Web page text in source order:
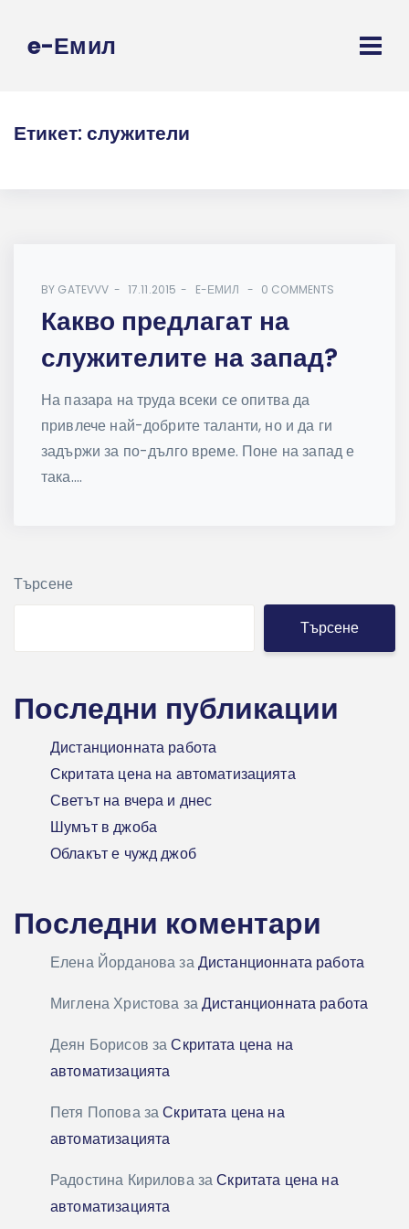
e-Емил
Етикет: служители
BY GATEVVV 17.11.2015 E-ЕМИЛ 0 COMMENTS
Какво предлагат на
служителите на запад?
На пазара на труда всеки се опитва да
привлече най-добрите таланти, но и да ги
задържи за по-дълго време. Поне на запад е
така....
Търсене
Търсене
Последни публикации
Дистанционната работа
Скритата цена на автоматизацията
Светът на вчера и днес
Шумът в джоба
Облакът е чужд джоб
Последни коментари
Елена ЙордановазаДистанционната работа
Миглена Христова заДистанционната работа
Деян Борисов заСкритата цена на
автоматизацията
Петя ПоповазаСкритата цена на
автоматизацията
Радостина КириловазаСкритата цена на
автоматизацията